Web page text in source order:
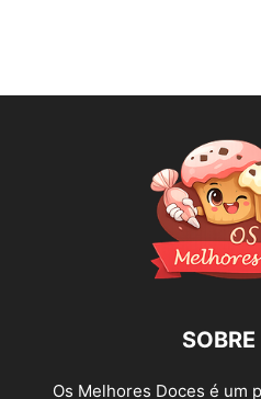
Os Melhores Doces é um